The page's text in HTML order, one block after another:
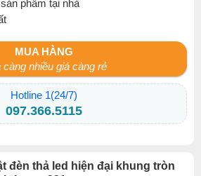
phẩm tại nhà
MUA HÀNG
càng nhiều giá càng rẻ
Hotline 1(24/7)
097.366.5115
đèn thả led hiện đại khung tròn